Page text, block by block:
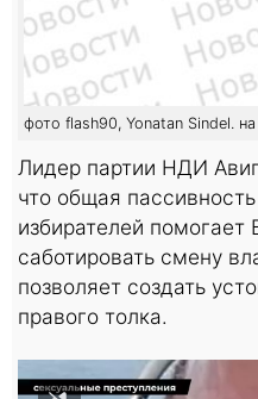
фото flash90, Yonatan Sindel.
Лидер партии НДИ
что общая
избирателей помогает
саботировать смену
позволяет создать
правого толка.